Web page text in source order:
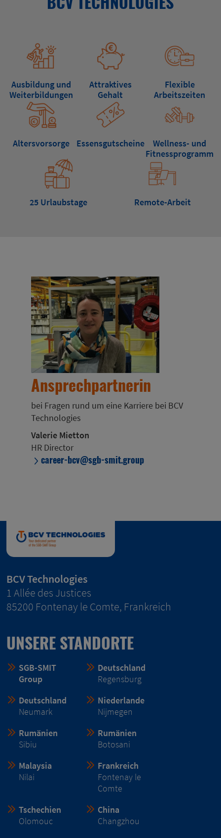
Ausbildung und
Weiter­bildungen
Attraktives
Gehalt
Flexible
Arbeitszeiten
Altersvorsorge Essens­gutscheine
Wellness- und
Fitness­programm
25 Urlaubstage Remote-Arbeit
Ansprechpartnerin
bei Fragen rund um eine Karriere bei BCV
Technologies
Valerie Mietton
HR Director
career-bcv@sgb-smit.group
BCV Technologies
1 Allée des Justices
85200 Fontenay le Comte, Frankreich
UNSERE STANDORTE
SGB-SMIT
Group
Deutschland
Regensburg
Deutschland
Neumark
Niederlande
Nijmegen
Rumänien
Sibiu
Rumänien
Botosani
Malaysia
Nilai
Frankreich
Fontenay le
Comte
Tschechien
Olomouc
China
Changzhou